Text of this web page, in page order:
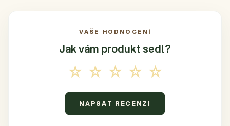
VAŠE HODNOCENÍ
Jak vám produkt sedl?
☆☆☆☆☆
NAPSAT RECENZI